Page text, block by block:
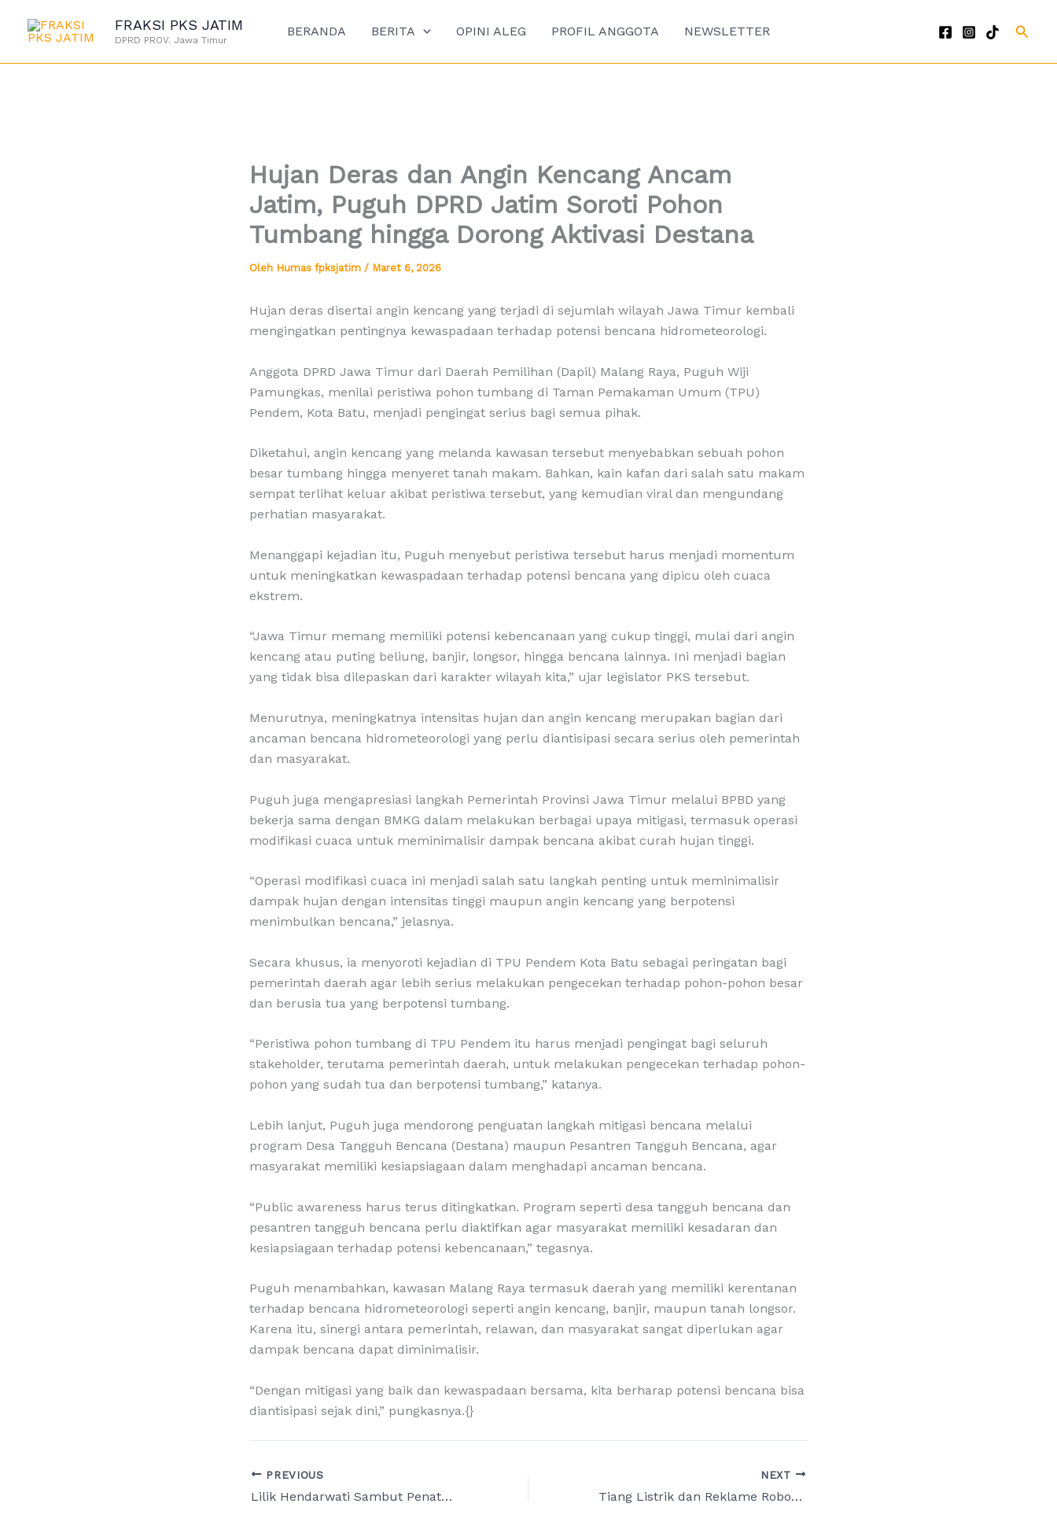
FRAKSI PKS JATIM
DPRD PROV. Jawa Timur
BERANDA BERITA OPINI ALEG PROFIL ANGGOTA NEWSLETTER Cari
Hujan Deras dan Angin Kencang Ancam
Jatim, Puguh DPRD Jatim Soroti Pohon
Tumbang hingga Dorong Aktivasi Destana
Oleh Humas fpksjatim / Maret 6, 2026
Hujan deras disertai angin kencang yang terjadi di sejumlah wilayah Jawa Timur kembali
mengingatkan pentingnya kewaspadaan terhadap potensi bencana hidrometeorologi.
Anggota DPRD Jawa Timur dari Daerah Pemilihan (Dapil) Malang Raya, Puguh Wiji
Pamungkas, menilai peristiwa pohon tumbang di Taman Pemakaman Umum (TPU)
Pendem, Kota Batu, menjadi pengingat serius bagi semua pihak.
Diketahui, angin kencang yang melanda kawasan tersebut menyebabkan sebuah pohon
besar tumbang hingga menyeret tanah makam. Bahkan, kain kafan dari salah satu makam
sempat terlihat keluar akibat peristiwa tersebut, yang kemudian viral dan mengundang
perhatian masyarakat.
Menanggapi kejadian itu, Puguh menyebut peristiwa tersebut harus menjadi momentum
untuk meningkatkan kewaspadaan terhadap potensi bencana yang dipicu oleh cuaca
ekstrem.
“Jawa Timur memang memiliki potensi kebencanaan yang cukup tinggi, mulai dari angin
kencang atau puting beliung, banjir, longsor, hingga bencana lainnya. Ini menjadi bagian
yang tidak bisa dilepaskan dari karakter wilayah kita,” ujar legislator PKS tersebut.
Menurutnya, meningkatnya intensitas hujan dan angin kencang merupakan bagian dari
ancaman bencana hidrometeorologi yang perlu diantisipasi secara serius oleh pemerintah
dan masyarakat.
Puguh juga mengapresiasi langkah Pemerintah Provinsi Jawa Timur melalui BPBD yang
bekerja sama dengan BMKG dalam melakukan berbagai upaya mitigasi, termasuk operasi
modifikasi cuaca untuk meminimalisir dampak bencana akibat curah hujan tinggi.
“Operasi modifikasi cuaca ini menjadi salah satu langkah penting untuk meminimalisir
dampak hujan dengan intensitas tinggi maupun angin kencang yang berpotensi
menimbulkan bencana,” jelasnya.
Secara khusus, ia menyoroti kejadian di TPU Pendem Kota Batu sebagai peringatan bagi
pemerintah daerah agar lebih serius melakukan pengecekan terhadap pohon-pohon besar
dan berusia tua yang berpotensi tumbang.
“Peristiwa pohon tumbang di TPU Pendem itu harus menjadi pengingat bagi seluruh
stakeholder, terutama pemerintah daerah, untuk melakukan pengecekan terhadap pohon-
pohon yang sudah tua dan berpotensi tumbang,” katanya.
Lebih lanjut, Puguh juga mendorong penguatan langkah mitigasi bencana melalui
program Desa Tangguh Bencana (Destana) maupun Pesantren Tangguh Bencana, agar
masyarakat memiliki kesiapsiagaan dalam menghadapi ancaman bencana.
“Public awareness harus terus ditingkatkan. Program seperti desa tangguh bencana dan
pesantren tangguh bencana perlu diaktifkan agar masyarakat memiliki kesadaran dan
kesiapsiagaan terhadap potensi kebencanaan,” tegasnya.
Puguh menambahkan, kawasan Malang Raya termasuk daerah yang memiliki kerentanan
terhadap bencana hidrometeorologi seperti angin kencang, banjir, maupun tanah longsor.
Karena itu, sinergi antara pemerintah, relawan, dan masyarakat sangat diperlukan agar
dampak bencana dapat diminimalisir.
“Dengan mitigasi yang baik dan kewaspadaan bersama, kita berharap potensi bencana bisa
diantisipasi sejak dini,” pungkasnya.{}
PREVIOUS
Lilik Hendarwati Sambut Penataan Kalimas Timur: Kota Makin Rapi, Ekonomi Warga Bergerak
NEXT
Tiang Listrik dan Reklame Roboh di Sidoarjo, Harisandi DPRD Jatim Desak Pemprov Audit Total Keamanan Infrastruktur Jalan